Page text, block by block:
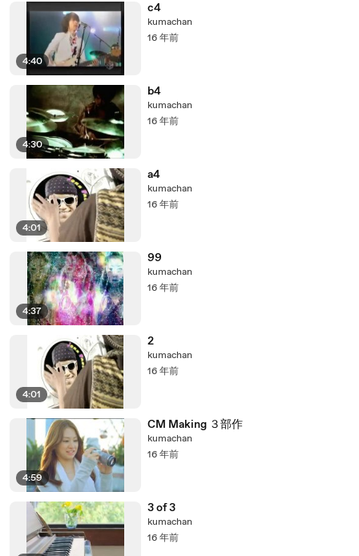
4:40
c4
kumachan
16 年前
4:30
b4
kumachan
16 年前
4:01
a4
kumachan
16 年前
4:37
99
kumachan
16 年前
4:01
2
kumachan
16 年前
4:59
CM Making ３部作
kumachan
16 年前
3 of 3
kumachan
16 年前